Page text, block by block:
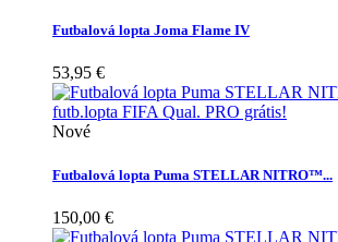
Futbalová lopta Joma Flame IV
53,95 €
Nové
Futbalová lopta Puma STELLAR NITRO™...
150,00 €